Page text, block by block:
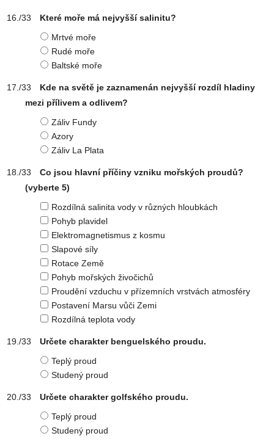
Které moře má nejvyšší salinitu?
Mrtvé moře
Rudé moře
Baltské moře
Kde na světě je zaznamenán nejvyšší rozdíl hladiny
mezi přílivem a odlivem?
Záliv Fundy
Azory
Záliv La Plata
Co jsou hlavní příčiny vzniku mořských proudů?
(vyberte 5)
Rozdílná salinita vody v různých hloubkách
Pohyb plavidel
Elektromagnetismus z kosmu
Slapové síly
Rotace Země
Pohyb mořských živočichů
Proudění vzduchu v přízemních vrstvách atmosféry
Postavení Marsu vůči Zemi
Rozdílná teplota vody
Určete charakter benguelského proudu.
Teplý proud
Studený proud
Určete charakter golfského proudu.
Teplý proud
Studený proud